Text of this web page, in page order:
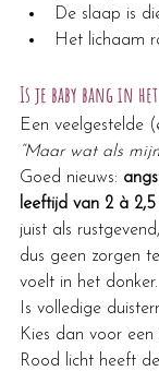
De slaap is
Het lichaam
Is je baby bang in
Een veelgestelde
“Maar wat als
Goed nieuws:
leeftijd van 2 à 2,5
juist als
dus geen zorgen
voelt in het donker.
Is volledige
Kies dan voor een
Rood licht heeft